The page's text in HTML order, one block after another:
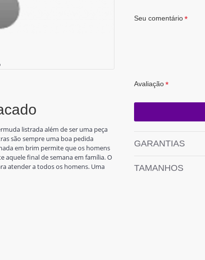
listrada além de ser uma peça
são sempre uma boa pedida
em brim permite que os homens
final de semana em família. O
atender a todos os homens. Uma
Seu comentário
Avaliação
GARANTIAS
TAMANHOS